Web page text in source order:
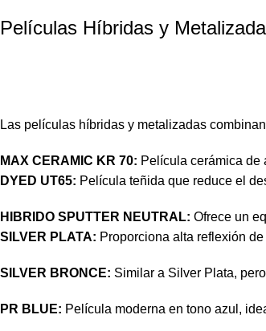
Películas Híbridas y
Las películas híbridas y metalizadas
MAX CERAMIC KR 70: Película cerámica de
DYED UT65: Película teñida que reduce el
HIBRIDO SPUTTER NEUTRAL: Ofrece un
SILVER PLATA: Proporciona alta reflexión
SILVER BRONCE: Similar a Silver Plata,
PR BLUE: Película moderna en tono azul,